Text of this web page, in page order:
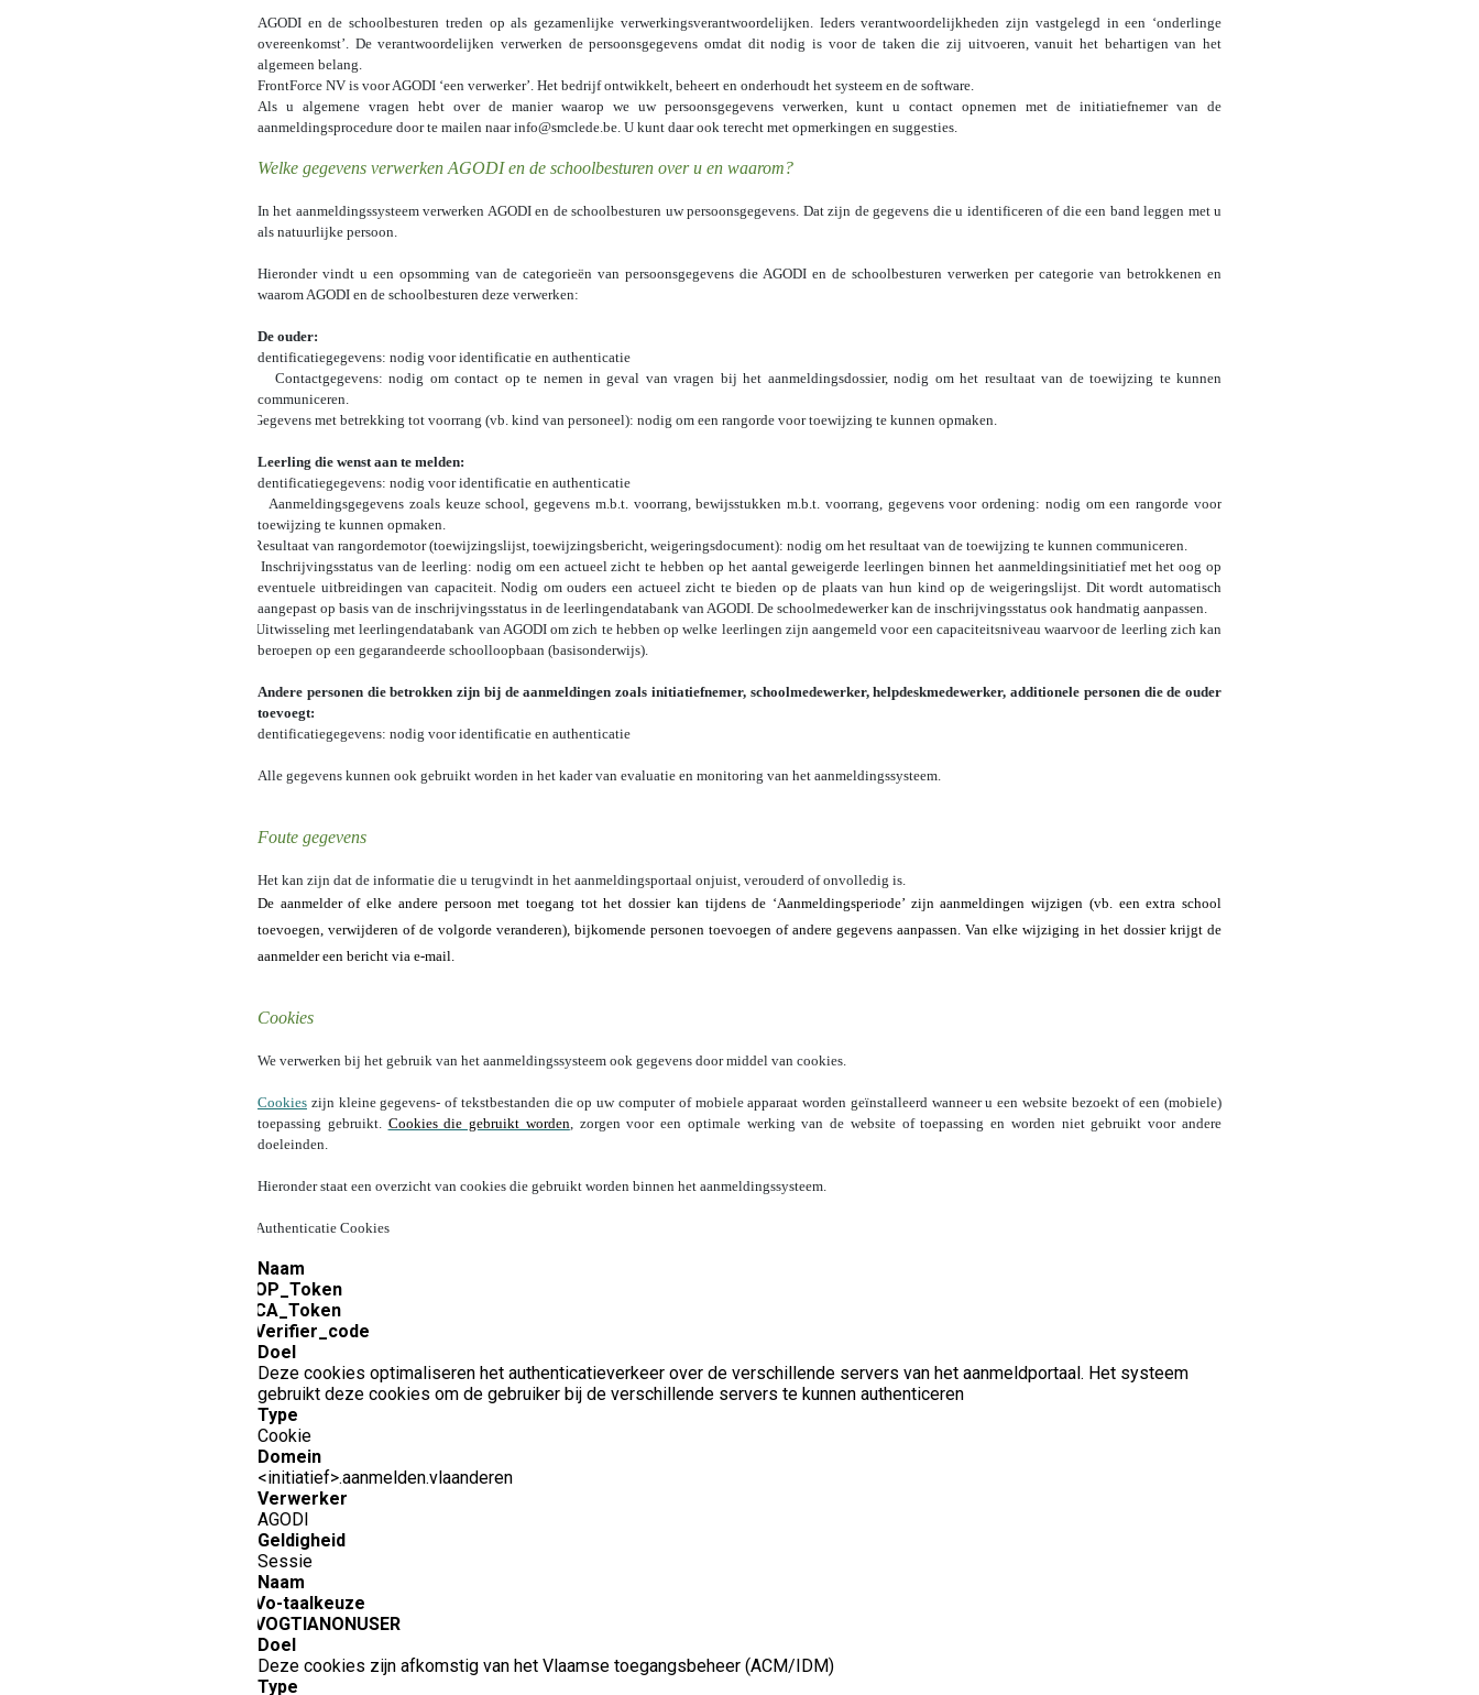
AGODI en de schoolbesturen treden op als gezamenlijke verwerkingsverantwoordelijken. Ieders verantwoordelijkheden zijn vastgelegd in een ‘onderlinge
overeenkomst’. De verantwoordelijken verwerken de persoonsgegevens omdat dit nodig is voor de taken die zij uitvoeren, vanuit het behartigen van het
algemeen belang.
FrontForce NV is voor AGODI ‘een verwerker’. Het bedrijf ontwikkelt, beheert en onderhoudt het systeem en de software.
Als u algemene vragen hebt over de manier waarop we uw persoonsgegevens verwerken, kunt u contact opnemen met de initiatiefnemer van de
aanmeldingsprocedure door te mailen naar info@smclede.be. U kunt daar ook terecht met opmerkingen en suggesties.
Welke gegevens verwerken AGODI en de schoolbesturen over u en waarom?
In het aanmeldingssysteem verwerken AGODI en de schoolbesturen uw persoonsgegevens. Dat zijn de gegevens die u identificeren of die een band leggen met u
als natuurlijke persoon.
Hieronder vindt u een opsomming van de categorieën van persoonsgegevens die AGODI en de schoolbesturen verwerken per categorie van betrokkenen en
waarom AGODI en de schoolbesturen deze verwerken:
De ouder:
Identificatiegegevens: nodig voor identificatie en authenticatie
Contactgegevens: nodig om contact op te nemen in geval van vragen bij het aanmeldingsdossier, nodig om het resultaat van de toewijzing te kunnen
communiceren.
Gegevens met betrekking tot voorrang (vb. kind van personeel): nodig om een rangorde voor toewijzing te kunnen opmaken.
Leerling die wenst aan te melden:
Identificatiegegevens: nodig voor identificatie en authenticatie
Aanmeldingsgegevens zoals keuze school, gegevens m.b.t. voorrang, bewijsstukken m.b.t. voorrang, gegevens voor ordening: nodig om een rangorde voor
toewijzing te kunnen opmaken.
Resultaat van rangordemotor (toewijzingslijst, toewijzingsbericht, weigeringsdocument): nodig om het resultaat van de toewijzing te kunnen communiceren.
Inschrijvingsstatus van de leerling: nodig om een actueel zicht te hebben op het aantal geweigerde leerlingen binnen het aanmeldingsinitiatief met het oog op
eventuele uitbreidingen van capaciteit. Nodig om ouders een actueel zicht te bieden op de plaats van hun kind op de weigeringslijst. Dit wordt automatisch
aangepast op basis van de inschrijvingsstatus in de leerlingendatabank van AGODI. De schoolmedewerker kan de inschrijvingsstatus ook handmatig aanpassen.
Uitwisseling met leerlingendatabank van AGODI om zich te hebben op welke leerlingen zijn aangemeld voor een capaciteitsniveau waarvoor de leerling zich kan
beroepen op een gegarandeerde schoolloopbaan (basisonderwijs).
Andere personen die betrokken zijn bij de aanmeldingen zoals initiatiefnemer, schoolmedewerker, helpdeskmedewerker, additionele personen die de ouder
toevoegt:
Identificatiegegevens: nodig voor identificatie en authenticatie
Alle gegevens kunnen ook gebruikt worden in het kader van evaluatie en monitoring van het aanmeldingssysteem.
Foute gegevens
Het kan zijn dat de informatie die u terugvindt in het aanmeldingsportaal onjuist, verouderd of onvolledig is.
De aanmelder of elke andere persoon met toegang tot het dossier kan tijdens de ‘Aanmeldingsperiode’ zijn aanmeldingen wijzigen (vb. een extra school
toevoegen, verwijderen of de volgorde veranderen), bijkomende personen toevoegen of andere gegevens aanpassen. Van elke wijziging in het dossier krijgt de
aanmelder een bericht via e-mail.
Cookies
We verwerken bij het gebruik van het aanmeldingssysteem ook gegevens door middel van cookies.
Cookies zijn kleine gegevens- of tekstbestanden die op uw computer of mobiele apparaat worden geïnstalleerd wanneer u een website bezoekt of een (mobiele)
toepassing gebruikt. Cookies die gebruikt worden, zorgen voor een optimale werking van de website of toepassing en worden niet gebruikt voor andere
doeleinden.
Hieronder staat een overzicht van cookies die gebruikt worden binnen het aanmeldingssysteem.
Authenticatie Cookies
Naam
OP_Token
CA_Token
Verifier_code
Doel
Deze cookies optimaliseren het authenticatieverkeer over de verschillende servers van het aanmeldportaal. Het systeem
gebruikt deze cookies om de gebruiker bij de verschillende servers te kunnen authenticeren
Type
Cookie
Domein
<initiatief>.aanmelden.vlaanderen
Verwerker
AGODI
Geldigheid
Sessie
Naam
Vo-taalkeuze
VOGTIANONUSER
Doel
Deze cookies zijn afkomstig van het Vlaamse toegangsbeheer (ACM/IDM)
Type